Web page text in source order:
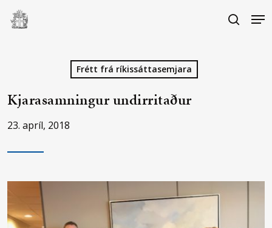
Skip
search
Frétt frá ríkissáttasemjara
Kjarasamningur undirritaður
23. apríl, 2018